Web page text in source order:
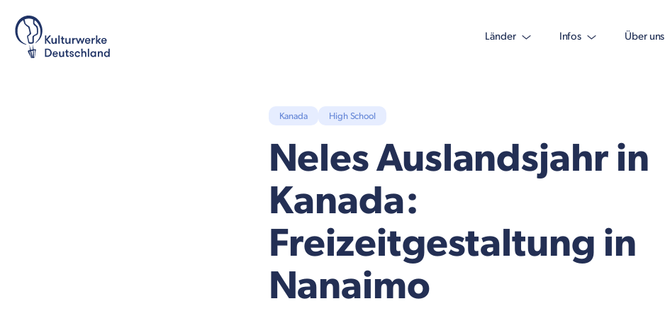
Länder Infos Über uns
Kanada High School
Neles Auslandsjahr in
Kanada:
Freizeitgestaltung in
Nanaimo